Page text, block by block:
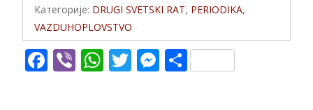
Категорије: DRUGI SVETSKI RAT, PERIODIKA,
VAZDUHOPLOVSTVO
F Vi W T M S